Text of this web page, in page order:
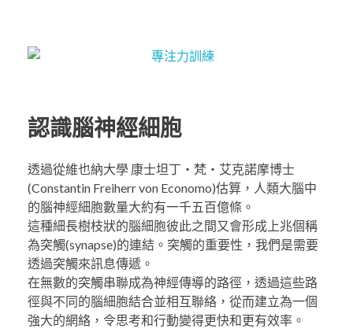
認識腦神經細胞
透過從維也納大學 康士坦丁‧梵‧艾克諾摩博士
(Constantin Freiherr von Economo)估算，人類大腦中
的腦神經細胞數量大約有一千五百億條。
這種細長樹枝狀的腦細胞彼此之間又會形成上兆個稱
為突觸(synapse)的連結。突觸的重要性，我們是需要
透過突觸來訊息傳遞。
在無數的突觸串聯成為神經傳導的路徑，透過這些路
徑與不同的腦細胞結合並相互聯絡，從而建立為一個
強大的網絡，令思考和行動變得更快和更有效率。